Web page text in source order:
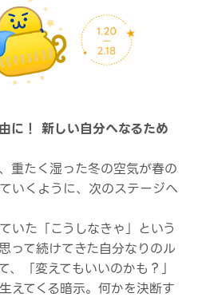
に！ 新しい自分へなるため
重たく湿った冬の空気が春の
いくように、次のステージへ
いた「こうしなきゃ」という
って続けてきた自分なりのル
、「変えてもいいのかも？」
えてくる暗示。何かを決断す